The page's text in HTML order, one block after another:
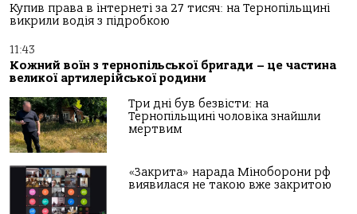
Купив права в інтернеті за 27 тисяч: на Тернопільщині
викрили водія з підробкою
11:43
Кожний воїн з тернопільської бригади – це частина
великої артилерійської родини
Три дні був безвісти: на
Тернопільщині чоловіка знайшли
мертвим
«Закрита» нарада Міноборони рф
виявилася не такою вже закритою